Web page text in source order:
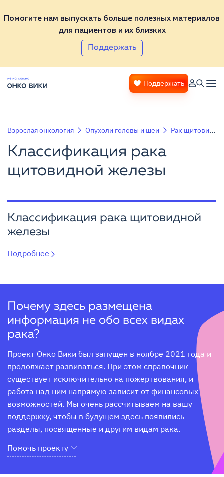
Помогите нам выпускать больше полезных материалов
для пациентов и их близких
Поддержать
Поддержать
Взрослая онкология Опухоли головы и шеи Рак щитовидной железы
Классификация рака
щитовидной железы
Классификация рака щитовидной
железы
Подробнее
Почему здесь размещена
информация не обо всех видах
рака?
Проект Онко Вики был запущен в ноябре 2021 года и
продолжает развиваться. При этом справочник
существует исключительно на пожертвования, и
работа над ним напрямую зависит от финансовых
возможностей. Мы очень рассчитываем на вашу
поддержку, чтобы в будущем здесь появились
разделы, посвященные и другим видам рака.
Помочь проекту